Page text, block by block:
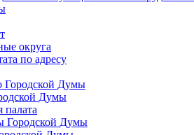
округа
по адресу
Городской Думы
Думы
Городской Думы